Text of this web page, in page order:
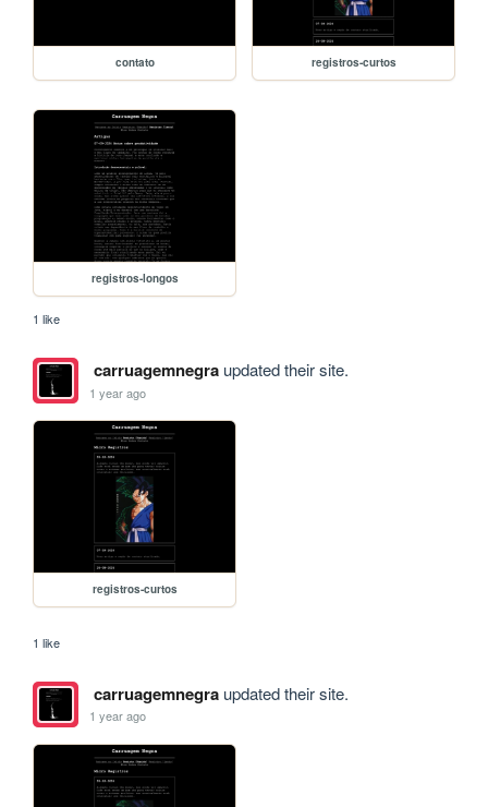
contato registros-curtos
registros-longos
1 like
carruagemnegraupdated their site.
1 year ago
registros-curtos
1 like
carruagemnegraupdated their site.
1 year ago